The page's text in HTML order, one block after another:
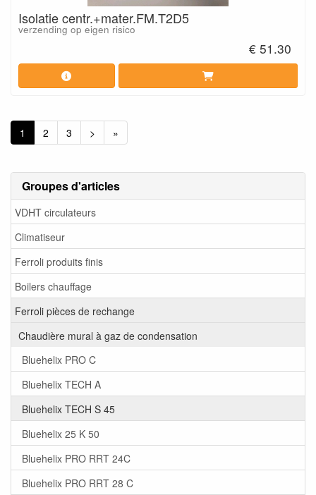
Groupes d'articles
VDHT circulateurs
Climatiseur
Ferroli produits finis
Boilers chauffage
Ferroli pièces de rechange
Chaudière mural à gaz de condensation
Bluehelix PRO C
Bluehelix TECH A
Bluehelix TECH S 45
Bluehelix 25 K 50
Bluehelix PRO RRT 24C
Bluehelix PRO RRT 28 C
Isolatie centr.+mater.FM.T2D5
verzending op eigen risico
€ 51.30
1 2 3 > »